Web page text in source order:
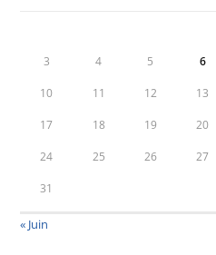
3 4 5 6
10 11 12 13
17 18 19 20
24 25 26 27
31
« Juin